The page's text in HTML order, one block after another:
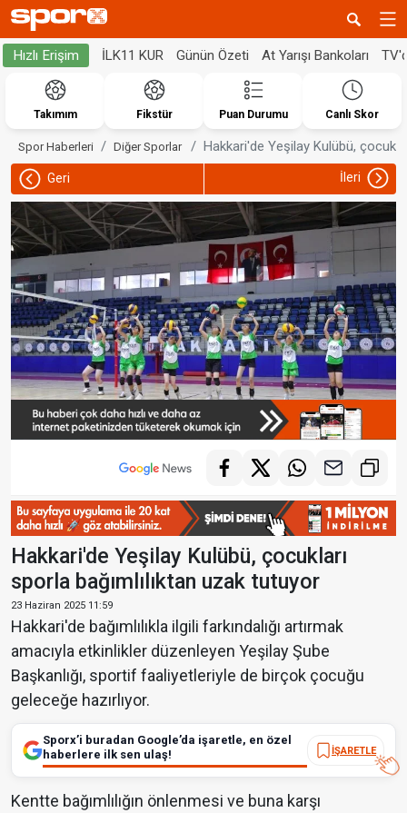
Hızlı Erişim İLK11 KUR Günün Özeti At Yarışı Bankoları
Takımım Fikstür Puan Durumu Canlı Skor
Spor Haberleri Diğer Sporlar Hakkari'de Yeşilay Kulübü,
Geri İleri
Hakkari'de Yeşilay Kulübü, çocukları
sporla bağımlılıktan uzak tutuyor
23 Haziran 2025 11:59
Hakkari'de bağımlılıkla ilgili farkındalığı artırmak
amacıyla etkinlikler düzenleyen Yeşilay Şube
Başkanlığı, sportif faaliyetleriyle de birçok çocuğu
geleceğe hazırlıyor.
Sporx’i buradan Google’da işaretle, en özel
haberlere ilk sen ulaş!
İŞARETLE
Kentte bağımlılığın önlenmesi ve buna karşı